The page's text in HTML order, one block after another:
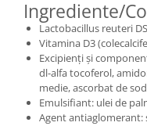
Ingrediente/
Lactobacillus reuteri
Vitamina D3
Excipienți și
dl-alfa tocoferol,
medie, ascorbat de
Emulsifiant: ulei de
Agent antiaglomerant: